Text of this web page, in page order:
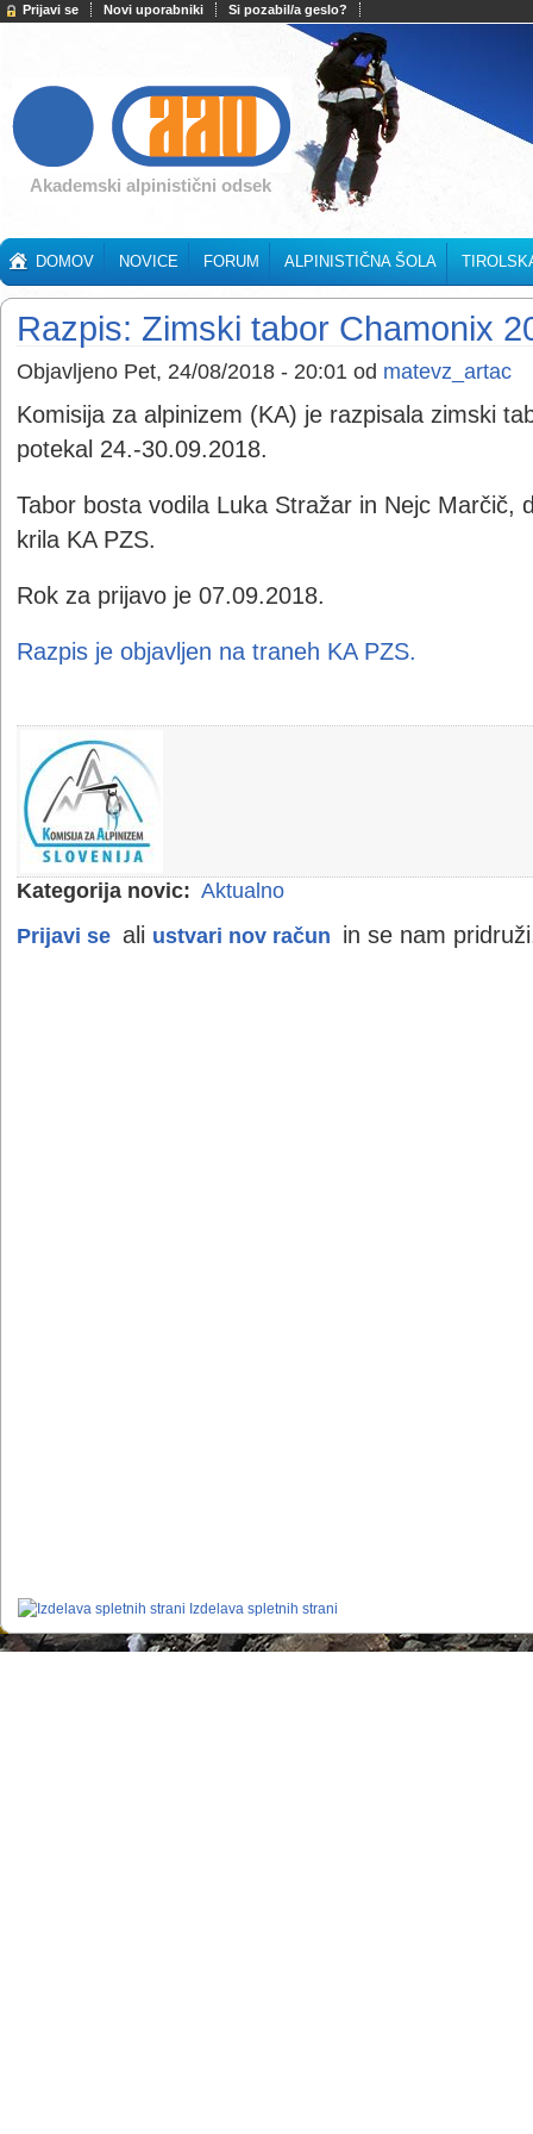
Prijavi se Novi uporabniki Si pozabil/a geslo?
Akademski alpinistični odsek
DOMOV NOVICE FORUM ALPINISTIČNA ŠOLA
Razpis: Zimski tabor Chamonix
Objavljeno Pet, 24/08/2018 - 20:01 od matevz_artac
Komisija za alpinizem (KA) je razpisala zimski
potekal 24.-30.09.2018.
Tabor bosta vodila Luka Stražar in Nejc Marčič,
krila KA PZS.
Rok za prijavo je 07.09.2018.
Razpis je objavljen na traneh KA PZS.
Kategorija novic: Aktualno
Prijavi se ali ustvari nov račun in se nam
Izdelava spletnih strani